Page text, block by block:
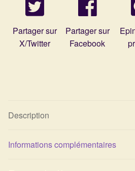
Magie: Le Savoir des
Protection énergétique :
Partager sur
X/Twitter
Partager sur
Facebook
Description
Informations complémentaires